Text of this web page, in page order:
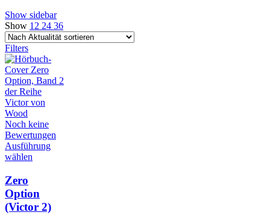
Show sidebar
Show 12 24 36
Filters
Noch keine
Bewertungen
Ausführung
wählen
Zero
Option
(Victor 2)